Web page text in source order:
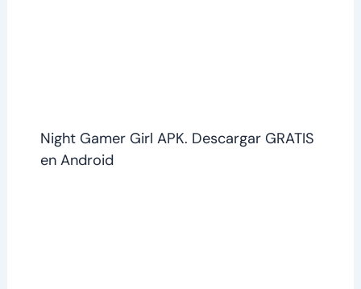
Night Gamer Girl APK. Descargar GRATIS
en Android